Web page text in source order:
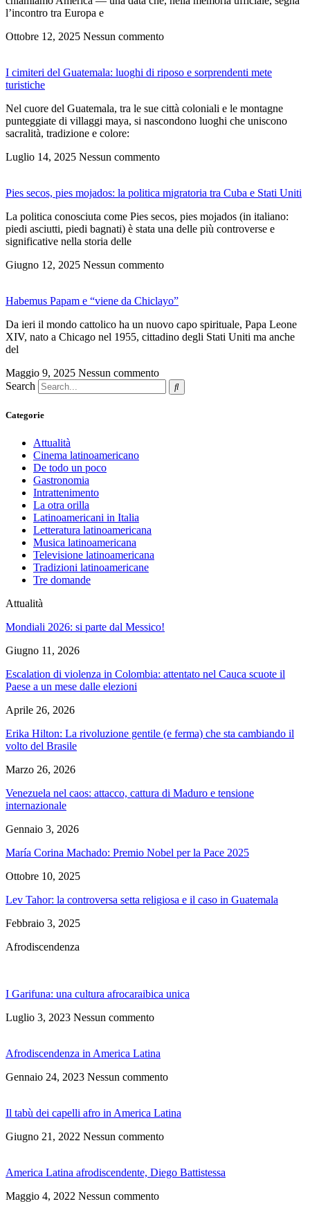
l’incontro tra Europa e
Ottobre 12, 2025 Nessun commento
I cimiteri del Guatemala: luoghi di riposo e sorprendenti mete
turistiche
Nel cuore del Guatemala, tra le sue città coloniali e le montagne
punteggiate di villaggi maya, si nascondono luoghi che uniscono
sacralità, tradizione e colore:
Luglio 14, 2025 Nessun commento
Pies secos, pies mojados: la politica migratoria tra Cuba e Stati Uniti
La politica conosciuta come Pies secos, pies mojados (in italiano:
piedi asciutti, piedi bagnati) è stata una delle più controverse e
significative nella storia delle
Giugno 12, 2025 Nessun commento
Habemus Papam e “viene da Chiclayo”
Da ieri il mondo cattolico ha un nuovo capo spirituale, Papa Leone
XIV, nato a Chicago nel 1955, cittadino degli Stati Uniti ma anche
del
Maggio 9, 2025 Nessun commento
Search
Categorie
Attualità
Cinema latinoamericano
De todo un poco
Gastronomia
Intrattenimento
La otra orilla
Latinoamericani in Italia
Letteratura latinoamericana
Musica latinoamericana
Televisione latinoamericana
Tradizioni latinoamericane
Tre domande
Attualità
Mondiali 2026: si parte dal Messico!
Giugno 11, 2026
Escalation di violenza in Colombia: attentato nel Cauca scuote il
Paese a un mese dalle elezioni
Aprile 26, 2026
Erika Hilton: La rivoluzione gentile (e ferma) che sta cambiando il
volto del Brasile
Marzo 26, 2026
Venezuela nel caos: attacco, cattura di Maduro e tensione
internazionale
Gennaio 3, 2026
María Corina Machado: Premio Nobel per la Pace 2025
Ottobre 10, 2025
Lev Tahor: la controversa setta religiosa e il caso in Guatemala
Febbraio 3, 2025
Afrodiscendenza
I Garifuna: una cultura afrocaraibica unica
Luglio 3, 2023 Nessun commento
Afrodiscendenza in America Latina
Gennaio 24, 2023 Nessun commento
Il tabù dei capelli afro in America Latina
Giugno 21, 2022 Nessun commento
America Latina afrodiscendente, Diego Battistessa
Maggio 4, 2022 Nessun commento